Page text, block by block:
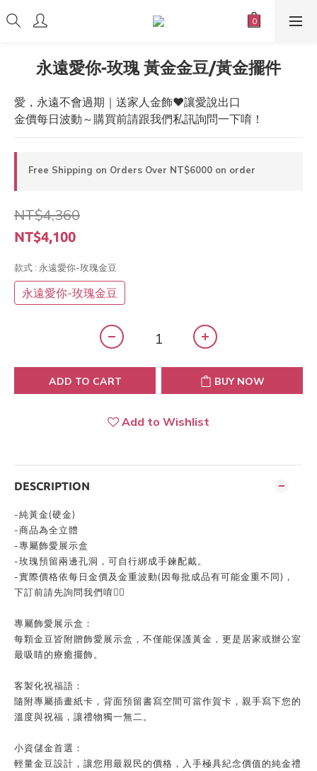
永遠愛你-玫瑰 黃金金豆/黃金擺件
愛，永遠不會過期｜送家人金飾❤️讓愛說出口
金價每日波動～購買前請跟我們私訊詢問一下唷！
Free Shipping on Orders Over NT$6000 on order
NT$4,360
NT$4,100
款式 : 永遠愛你-玫瑰金豆
永遠愛你-玫瑰金豆
ADD TO CART BUY NOW
Add to Wishlist
DESCRIPTION
-純黃金(硬金)
-商品為全立體
-專屬飾愛展示盒
-玫瑰預留兩邊孔洞，可自行綁成手鍊配戴。
-實際價格依每日金價及金重波動(因每批成品有可能金重不同)，
下訂前請先詢問我們唷👍🏻
專屬飾愛展示盒：
每顆金豆皆附贈飾愛展示盒，不僅能保護黃金，更是居家或辦公室
最吸睛的療癒擺飾。
客製化祝福語：
隨附專屬插畫紙卡，背面預留書寫空間可當作賀卡，親手寫下您的
溫度與祝福，讓禮物獨一無二。
小資儲金首選：
輕量金豆設計，讓您用最親民的價格，入手極具紀念價值的純金禮